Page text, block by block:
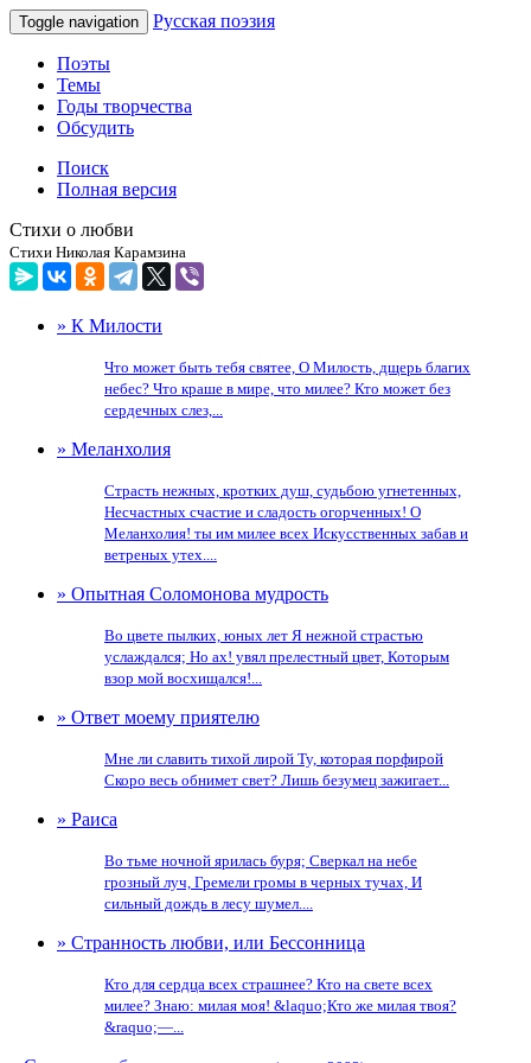
Toggle navigation Русская поэзия
Поэты
Темы
Годы творчества
Обсудить
Поиск
Полная версия
Стихи о любви
Стихи Николая Карамзина
» К Милости
Что может быть тебя святее, О Милость, дщерь благих
небес? Что краше в мире, что милее? Кто может без
сердечных слез,...
» Меланхолия
Страсть нежных, кротких душ, судьбою угнетенных,
Несчастных счастие и сладость огорченных! О
Меланхолия! ты им милее всех Искусственных забав и
ветреных утех....
» Опытная Соломонова мудрость
Во цвете пылких, юных лет Я нежной страстью
услаждался; Но ах! увял прелестный цвет, Которым
взор мой восхищался!...
» Ответ моему приятелю
Мне ли славить тихой лирой Ту, которая порфирой
Скоро весь обнимет свет? Лишь безумец зажигает...
» Раиса
Во тьме ночной ярилась буря; Сверкал на небе
грозный луч, Гремели громы в черных тучах, И
сильный дождь в лесу шумел....
» Странность любви, или Бессонница
Кто для сердца всех страшнее? Кто на свете всех
милее? Знаю: милая моя! &laquo;Кто же милая твоя?
&raquo;—...